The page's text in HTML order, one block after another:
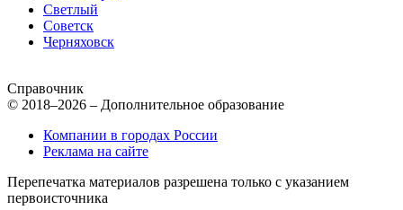
Светлый
Советск
Черняховск
Справочник
© 2018–2026 – Дополнительное образование
Компании в городах России
Реклама на сайте
Перепечатка материалов разрешена только с указанием
первоисточника